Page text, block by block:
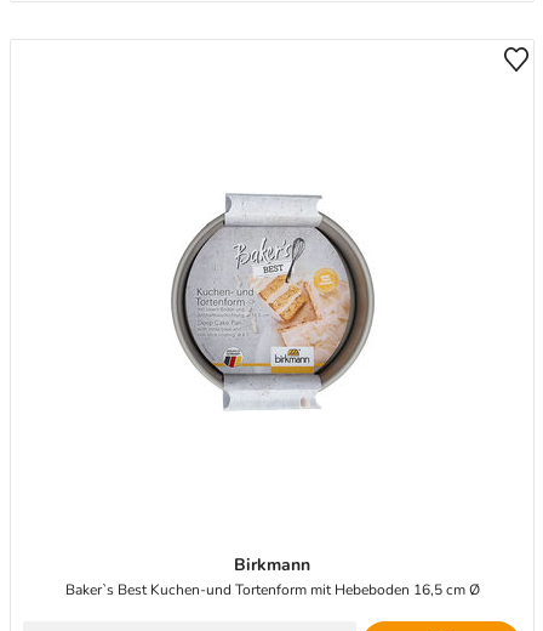
Birkmann
Baker`s Best Kuchen-und Tortenform mit Hebeboden 16,5 cm Ø